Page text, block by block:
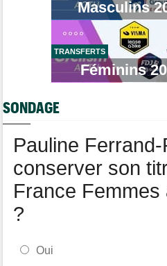
Transfert
Lotto-Intermarché fait passer pro
Transfert
Joe Blackmore devrait signer
!
Masculins
TRANSFERTS
Féminins
SONDAGE
Pauline
conserver son
France
?
Oui